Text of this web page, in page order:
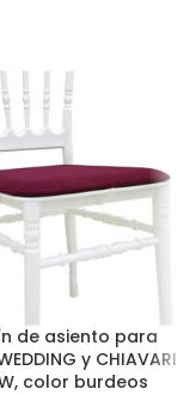
de asiento para
y CHIAVARI
color burdeos